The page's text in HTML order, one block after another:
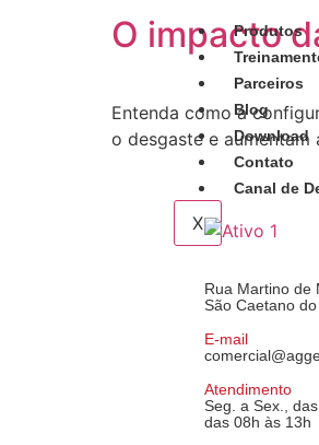
Produtos
Parceiros
Blog
Download
Contato
Canal de
X
O impacto
Entenda como a
o desgaste e
Rua Martino de
São Caetano
E-mail
Atendimento
Seg. a Sex.,
das 08h às 13h